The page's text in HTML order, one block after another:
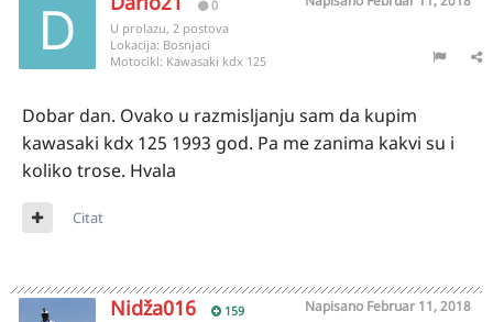
0
U prolazu, 2 postova
Lokacija: Bosnjaci
Motocikl: Kawasaki kdx 125
Dobar dan. Ovako u razmisljanju sam da kupim
kawasaki kdx 125 1993 god. Pa me zanima kakvi su i
koliko trose. Hvala
Citat
Nidža016 159 Napisano Februar 11, 2018